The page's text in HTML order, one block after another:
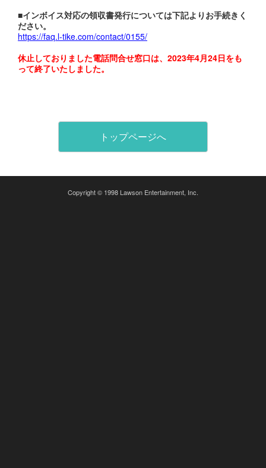
■インボイス対応の領収書発行については下記よりお手続きく
ださい。
https://faq.l-tike.com/contact/0155/
休止しておりました電話問合せ窓口は、2023年4月24日をも
って終了いたしました。
トップページへ
Copyright © 1998 Lawson Entertainment, Inc.